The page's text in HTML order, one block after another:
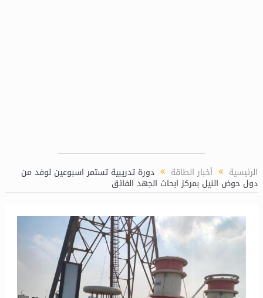
الرئيسية أخبار الطاقة دورة تدريبية تستمر اسبوعين لوفد من
دول حوض النيل بمركز ابحاث الجهد الفائق